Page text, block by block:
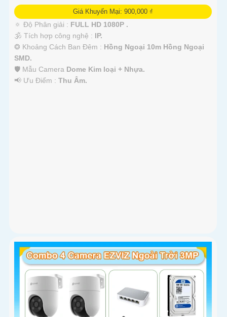
Giá Khuyến Mại: 900,000 ₫
🔅 Độ Phân giải : FULL HD 1080P .
🕉️ Tích hợp công nghệ : IP.
❂ Khoảng Cách Ban Đêm : Hồng Ngoại 10m Hồng Ngoại
SMD.
🛡 Mẫu Camera Dome Kim loại + Nhựa.
️📢 Ưu Điểm : Thu Âm.